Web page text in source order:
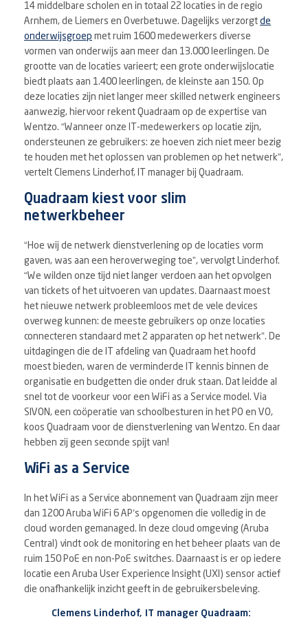
14 middelbare scholen en in totaal 22 locaties in de regio
Arnhem, de Liemers en Overbetuwe. Dagelijks verzorgt de
onderwijsgroep met ruim 1600 medewerkers diverse
vormen van onderwijs aan meer dan 13.000 leerlingen. De
grootte van de locaties varieert; een grote onderwijslocatie
biedt plaats aan 1.400 leerlingen, de kleinste aan 150. Op
deze locaties zijn niet langer meer skilled netwerk engineers
aanwezig, hiervoor rekent Quadraam op de expertise van
Wentzo. “Wanneer onze IT-medewerkers op locatie zijn,
ondersteunen ze gebruikers: ze hoeven zich niet meer bezig
te houden met het oplossen van problemen op het netwerk”,
vertelt Clemens Linderhof, IT manager bij Quadraam.
Quadraam kiest voor slim
netwerkbeheer
“Hoe wij de netwerk dienstverlening op de locaties vorm
gaven, was aan een heroverweging toe”, vervolgt Linderhof.
“We wilden onze tijd niet langer verdoen aan het opvolgen
van tickets of het uitvoeren van updates. Daarnaast moest
het nieuwe netwerk probleemloos met de vele devices
overweg kunnen: de meeste gebruikers op onze locaties
connecteren standaard met 2 apparaten op het netwerk”. De
uitdagingen die de IT afdeling van Quadraam het hoofd
moest bieden, waren de verminderde IT kennis binnen de
organisatie en budgetten die onder druk staan. Dat leidde al
snel tot de voorkeur voor een WiFi as a Service model. Via
SIVON, een coöperatie van schoolbesturen in het PO en VO,
koos Quadraam voor de dienstverlening van Wentzo. En daar
hebben zij geen seconde spijt van!
WiFi as a Service
In het WiFi as a Service abonnement van Quadraam zijn meer
dan 1200 Aruba WiFi 6 AP’s opgenomen die volledig in de
cloud worden gemanaged. In deze cloud omgeving (Aruba
Central) vindt ook de monitoring en het beheer plaats van de
ruim 150 PoE en non-PoE switches. Daarnaast is er op iedere
locatie een Aruba User Experience Insight (UXI) sensor actief
die onafhankelijk inzicht geeft in de gebruikersbeleving.
Clemens Linderhof, IT manager Quadraam: